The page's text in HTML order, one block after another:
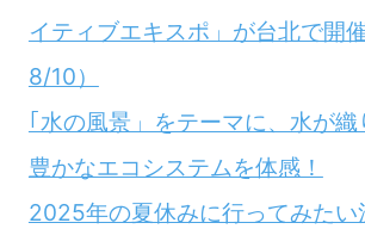
イティブエキスポ」が台北で開
8/10）
｢水の風景」をテーマに、水が
豊かなエコシステムを体感！
2025年の夏休みに行ってみたい